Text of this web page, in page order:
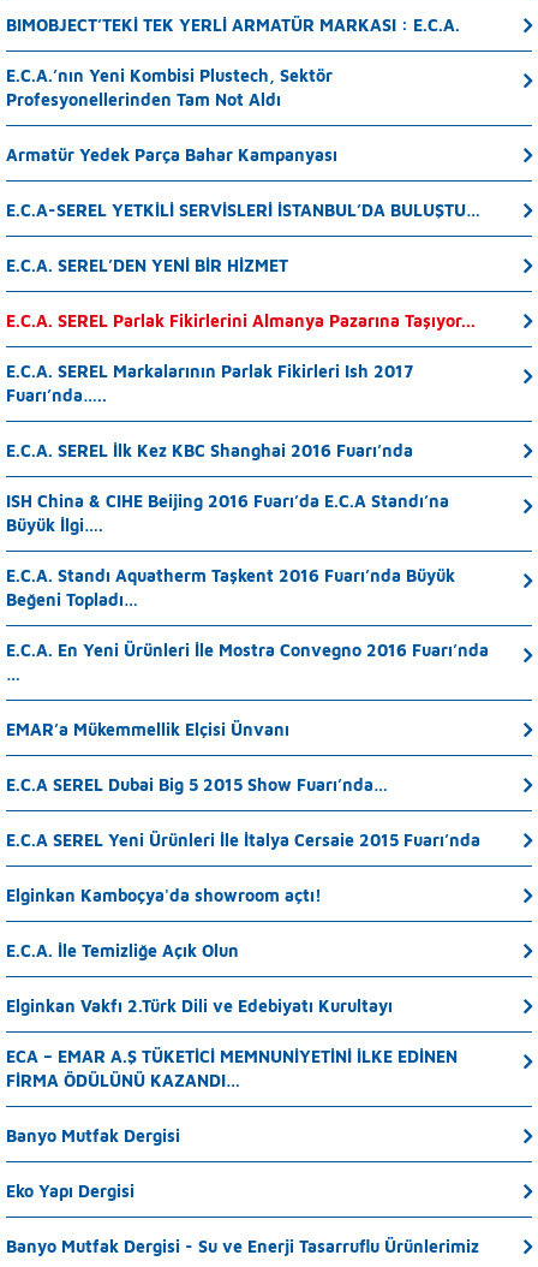
BIMOBJECT’TEKİ TEK YERLİ ARMATÜR MARKASI : E.C.A.
E.C.A.’nın Yeni Kombisi Plustech, Sektör
Profesyonellerinden Tam Not Aldı
Armatür Yedek Parça Bahar Kampanyası
E.C.A-SEREL YETKİLİ SERVİSLERİ İSTANBUL’DA BULUŞTU…
E.C.A. SEREL’DEN YENİ BİR HİZMET
E.C.A. SEREL Parlak Fikirlerini Almanya Pazarına Taşıyor...
E.C.A. SEREL Markalarının Parlak Fikirleri Ish 2017
Fuarı’nda…..
E.C.A. SEREL İlk Kez KBC Shanghai 2016 Fuarı’nda
ISH China & CIHE Beijing 2016 Fuarı’da E.C.A Standı’na
Büyük İlgi….
E.C.A. Standı Aquatherm Taşkent 2016 Fuarı’nda Büyük
Beğeni Topladı…
E.C.A. En Yeni Ürünleri İle Mostra Convegno 2016 Fuarı’nda
…
EMAR’a Mükemmellik Elçisi Ünvanı
E.C.A SEREL Dubai Big 5 2015 Show Fuarı’nda…
E.C.A SEREL Yeni Ürünleri İle İtalya Cersaie 2015 Fuarı’nda
Elginkan Kamboçya'da showroom açtı!
E.C.A. İle Temizliğe Açık Olun
Elginkan Vakfı 2.Türk Dili ve Edebiyatı Kurultayı
ECA – EMAR A.Ş TÜKETİCİ MEMNUNİYETİNİ İLKE EDİNEN
FİRMA ÖDÜLÜNÜ KAZANDI…
Banyo Mutfak Dergisi
Eko Yapı Dergisi
Banyo Mutfak Dergisi - Su ve Enerji Tasarruflu Ürünlerimiz